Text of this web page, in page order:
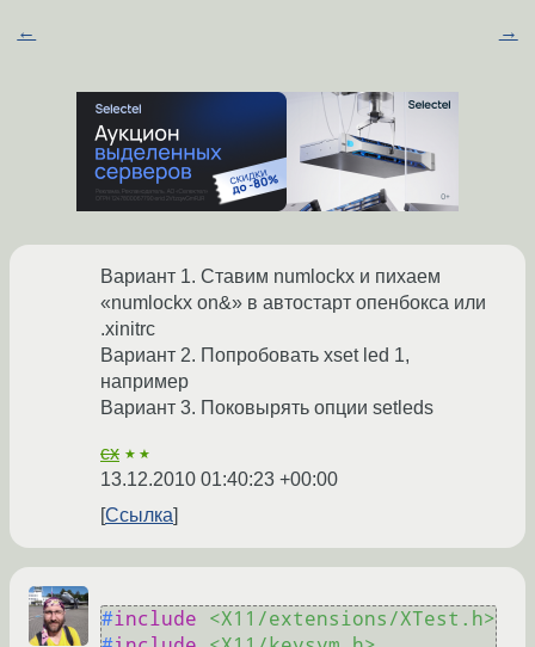
← →
Вариант 1. Ставим numlockx и пихаем
«numlockx on&» в автостарт опенбокса или
.xinitrc
Вариант 2. Попробовать xset led 1,
например
Вариант 3. Поковырять опции setleds
cx ★★
13.12.2010 01:40:23 +00:00
Ссылка
#include
<X11/extensions/XTest.h>